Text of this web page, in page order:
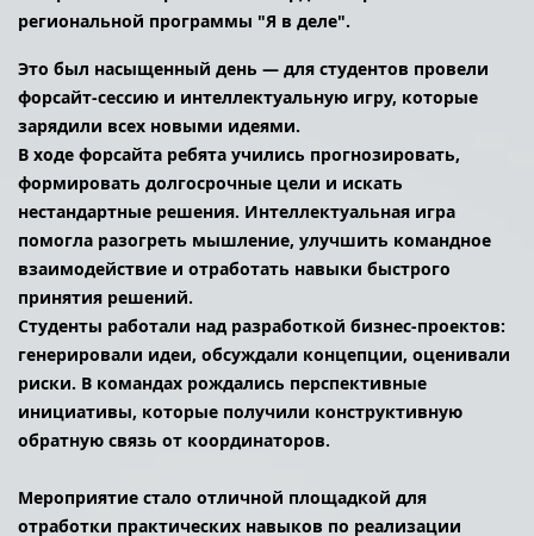
региональной программы "Я в деле".
Это был насыщенный день — для студентов провели
форсайт-сессию и интеллектуальную игру, которые
зарядили всех новыми идеями.
В ходе форсайта ребята учились прогнозировать,
формировать долгосрочные цели и искать
нестандартные решения. Интеллектуальная игра
помогла разогреть мышление, улучшить командное
взаимодействие и отработать навыки быстрого
принятия решений.
Студенты работали над разработкой бизнес‑проектов:
генерировали идеи, обсуждали концепции, оценивали
риски. В командах рождались перспективные
инициативы, которые получили конструктивную
обратную связь от координаторов.
Мероприятие стало отличной площадкой для
отработки практических навыков по реализации